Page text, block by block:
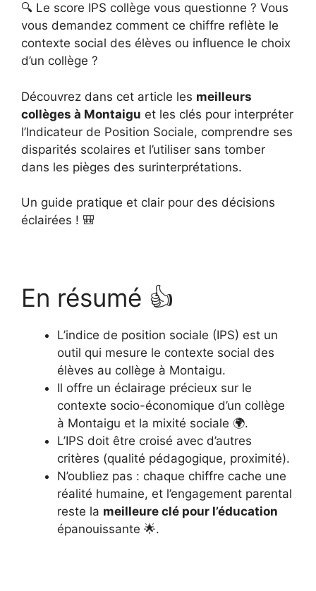
🔍 Le score IPS collège vous questionne ? Vous
vous demandez comment ce chiffre reflète le
contexte social des élèves ou influence le choix
d’un collège ?
Découvrez dans cet article les meilleurs
collèges à Montaigu et les clés pour interpréter
l’Indicateur de Position Sociale, comprendre ses
disparités scolaires et l’utiliser sans tomber
dans les pièges des surinterprétations.
Un guide pratique et clair pour des décisions
éclairées ! 🎒
En résumé 👍
L’indice de position sociale (IPS) est un
outil qui mesure le contexte social des
élèves au collège à Montaigu.
Il offre un éclairage précieux sur le
contexte socio-économique d’un collège
à Montaigu et la mixité sociale 🌍.
L’IPS doit être croisé avec d’autres
critères (qualité pédagogique, proximité).
N’oubliez pas : chaque chiffre cache une
réalité humaine, et l’engagement parental
reste la meilleure clé pour l’éducation
épanouissante 🌟.